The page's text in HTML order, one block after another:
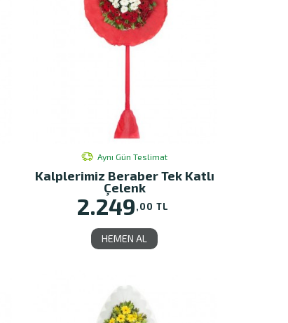
Aynı Gün Teslimat
Kalplerimiz Beraber Tek Katlı
Çelenk
2.249,00 TL
HEMEN AL